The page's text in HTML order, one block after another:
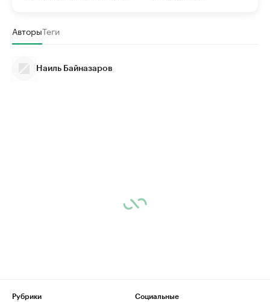
АвторыТеги
Наиль Байназаров
Рубрики
Социальные